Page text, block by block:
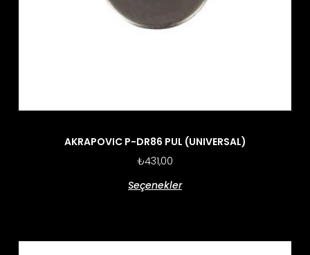
AKRAPOVIC P-DR86 PUL (UNIVERSAL)
₺431,00
Seçenekler